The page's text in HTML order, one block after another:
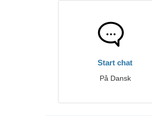
Start chat
På Dansk